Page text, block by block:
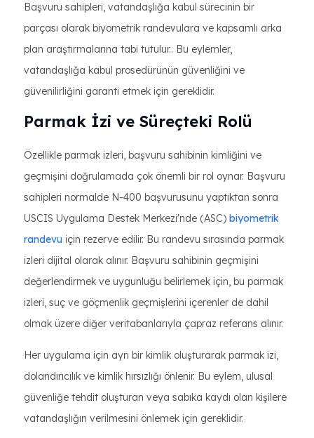
Başvuru sahipleri, vatandaşlığa kabul sürecinin bir
parçası olarak biyometrik randevulara ve kapsamlı arka
plan araştırmalarına tabi tutulur.. Bu eylemler,
vatandaşlığa kabul prosedürünün güvenliğini ve
güvenilirliğini garanti etmek için gereklidir.
Parmak İzi ve Süreçteki Rolü
Özellikle parmak izleri, başvuru sahibinin kimliğini ve
geçmişini doğrulamada çok önemli bir rol oynar. Başvuru
sahipleri normalde N-400 başvurusunu yaptıktan sonra
USCIS Uygulama Destek Merkezi'nde (ASC) biyometrik
randevu için rezerve edilir. Bu randevu sırasında parmak
izleri dijital olarak alınır. Başvuru sahibinin geçmişini
değerlendirmek ve uygunluğu belirlemek için, bu parmak
izleri, suç ve göçmenlik geçmişlerini içerenler de dahil
olmak üzere diğer veritabanlarıyla çapraz referans alınır.
Her uygulama için ayrı bir kimlik oluşturarak parmak izi,
dolandırıcılık ve kimlik hırsızlığı önlenir. Bu eylem, ulusal
güvenliğe tehdit oluşturan veya sabıka kaydı olan kişilere
vatandaşlığın verilmesini önlemek için gereklidir.